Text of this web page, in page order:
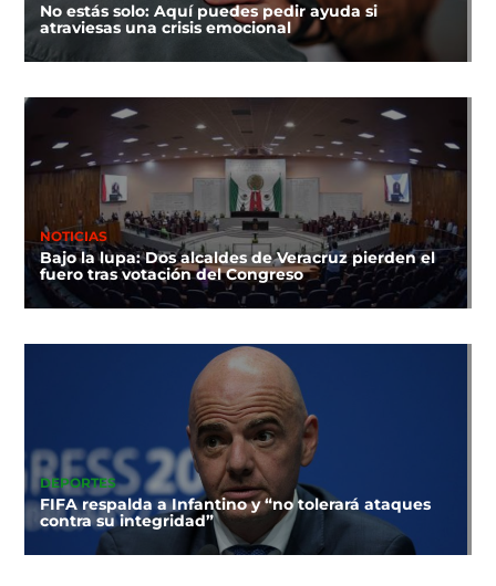
No estás solo: Aquí puedes pedir ayuda si
atraviesas una crisis emocional
NOTICIAS
Bajo la lupa: Dos alcaldes de Veracruz pierden el
fuero tras votación del Congreso
DEPORTES
FIFA respalda a Infantino y “no tolerará ataques
contra su integridad”